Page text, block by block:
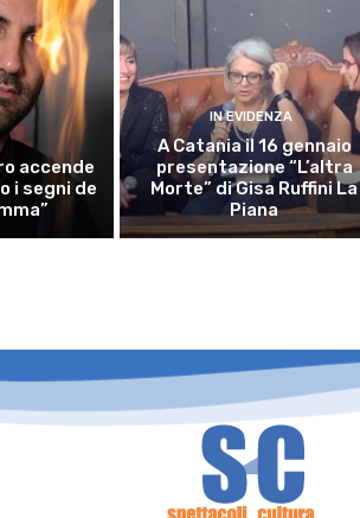
accende
i segni de
IN EVIDENZA
A Catania il 16 gennaio
presentazione “L’altra
Morte” di Gisa Ruffini La
Piana